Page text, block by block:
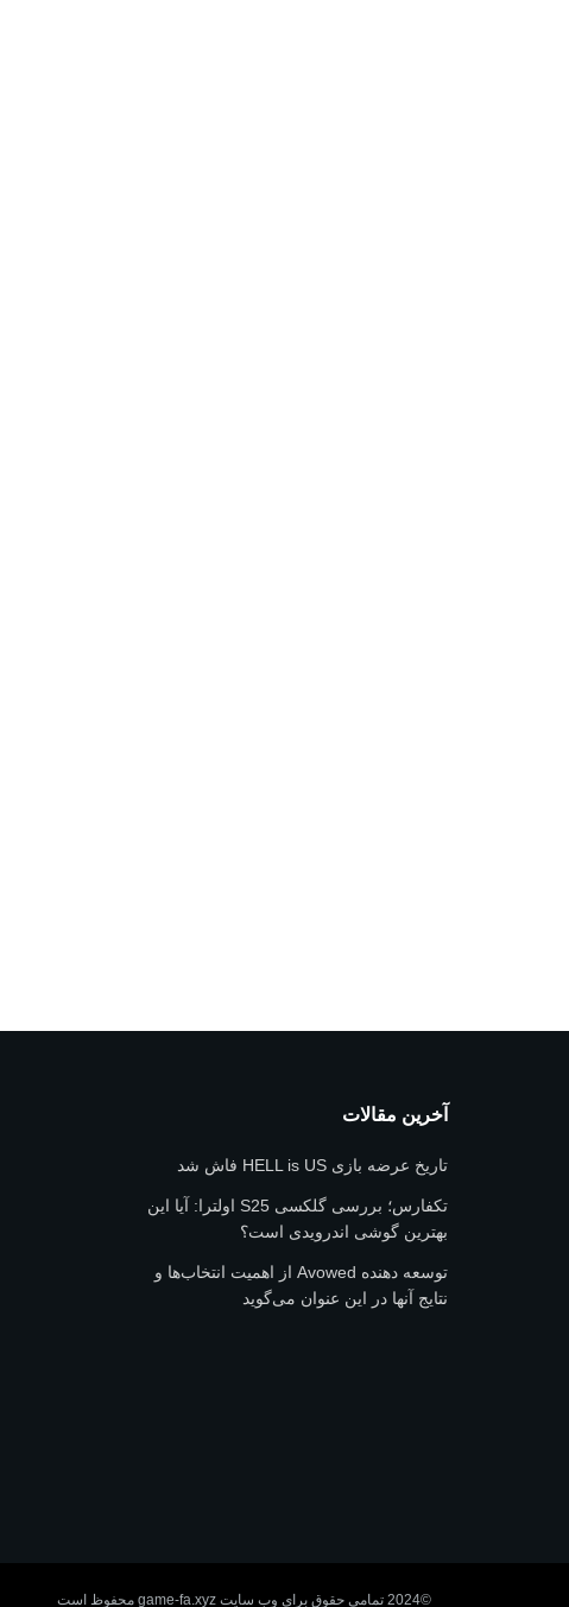
آخرین مقالات
تاریخ عرضه بازی HELL is US فاش شد
تکفارس؛ بررسی گلکسی S25 اولترا: آیا این
بهترین گوشی اندرویدی است؟
توسعه دهنده Avowed از اهمیت انتخاب‌ها و
نتایج آنها در این عنوان می‌گوید
©2024 تمامی حقوق برای وب سایت game-fa.xyz محفوظ است